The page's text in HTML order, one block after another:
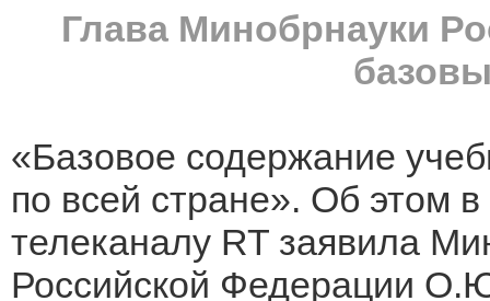
Глава Минобрнауки
«Базовое содержание
по всей стране». Об этом
телеканалу RT заявила
Российской Федерации